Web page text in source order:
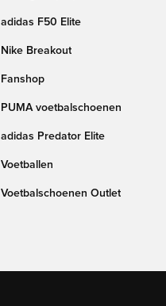
adidas F50 Elite
Nike Breakout
Fanshop
PUMA voetbalschoenen
adidas Predator Elite
Voetballen
Voetbalschoenen Outlet